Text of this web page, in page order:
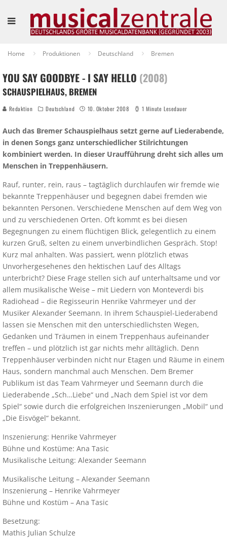
Home Produktionen Deutschland Bremen
YOU SAY GOODBYE - I SAY HELLO (2008)
SCHAUSPIELHAUS, BREMEN
Redaktion Deutschland 10. Oktober 2008 1 Minute Lesedauer
Auch das Bremer Schauspielhaus setzt gerne auf Liederabende,
in denen Songs ganz unterschiedlicher Stilrichtungen
kombiniert werden. In dieser Uraufführung dreht sich alles um
Menschen in Treppenhäusern.
Rauf, runter, rein, raus – tagtäglich durchlaufen wir fremde wie
bekannte Treppenhäuser und begegnen dabei fremden wie
bekannten Personen. Verschiedene Menschen auf dem Weg von
und zu verschiedenen Orten. Oft kommt es bei diesen
Begegnungen zu einem flüchtigen Blick, gelegentlich zu einem
kurzen Gruß, selten zu einem unverbindlichen Gespräch. Stop!
Kurz mal anhalten. Was passiert, wenn plötzlich etwas
Unvorhergesehenes den hektischen Lauf des Alltags
unterbricht? Diese Frage stellen sich auf unterhaltsame und vor
allem musikalische Weise – mit Liedern von Monteverdi bis
Radiohead – die Regisseurin Henrike Vahrmeyer und der
Musiker Alexander Seemann. In ihrem Schauspiel-Liederabend
lassen sie Menschen mit den unterschiedlichsten Wegen,
Gedanken und Träumen in einem Treppenhaus aufeinander
treffen – und plötzlich ist gar nichts mehr alltäglich. Denn
Treppenhäuser verbinden nicht nur Etagen und Räume in einem
Haus, sondern manchmal auch Menschen. Dem Bremer
Publikum ist das Team Vahrmeyer und Seemann durch die
Liederabende „Sch…Liebe“ und „Nach dem Spiel ist vor dem
Spiel“ sowie durch die erfolgreichen Inszenierungen „Mobil“ und
„Die Eisvögel“ bekannt.
Inszenierung: Henrike Vahrmeyer
Bühne und Kostüme: Ana Tasic
Musikalische Leitung: Alexander Seemann
Musikalische Leitung – Alexander Seemann
Inszenierung – Henrike Vahrmeyer
Bühne und Kostüm – Ana Tasic
Besetzung:
Mathis Julian Schulze